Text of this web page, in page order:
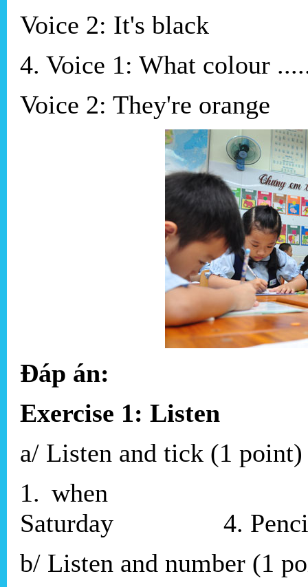
Voice 2: It's black
4. Voice 1: What colour
Voice 2: They're orange
Đáp án:
Exercise 1: Listen
a/ Listen and tick (1 point)
1. when
Saturday 4.
b/ Listen and number (1